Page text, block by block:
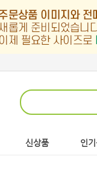
신상품 인